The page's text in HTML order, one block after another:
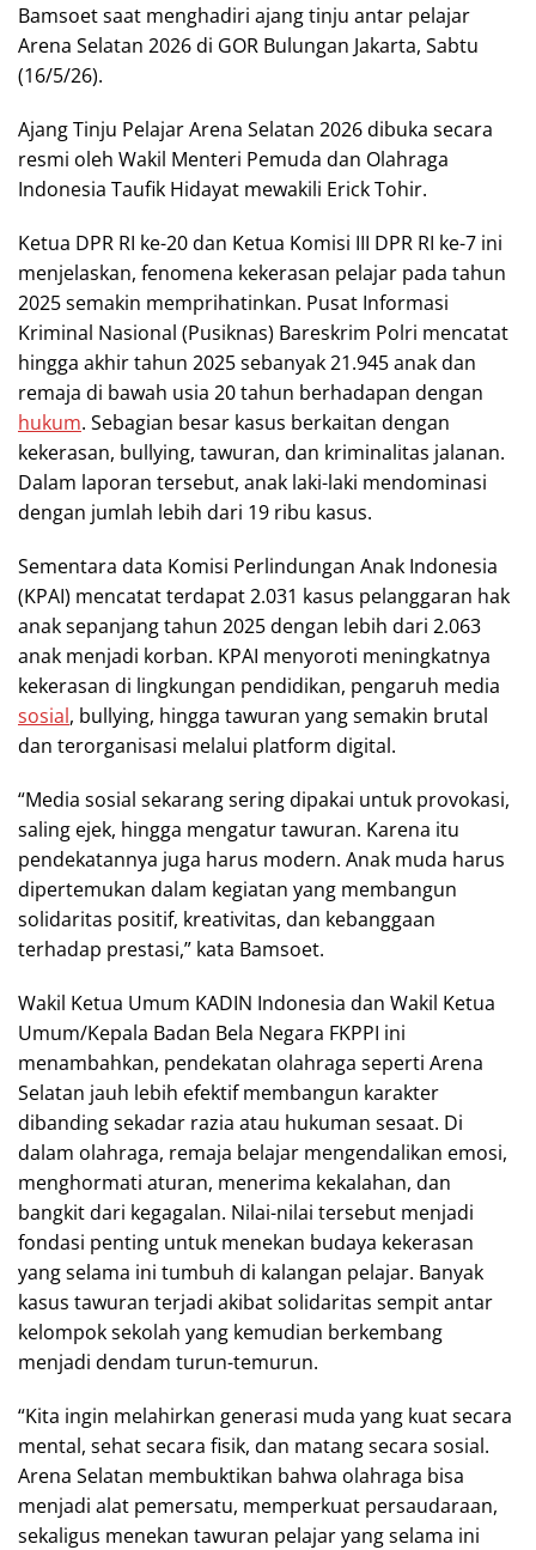
Bamsoet saat menghadiri ajang tinju antar pelajar
Arena Selatan 2026 di GOR Bulungan Jakarta, Sabtu
(16/5/26).
Ajang Tinju Pelajar Arena Selatan 2026 dibuka secara
resmi oleh Wakil Menteri Pemuda dan Olahraga
Indonesia Taufik Hidayat mewakili Erick Tohir.
Ketua DPR RI ke-20 dan Ketua Komisi III DPR RI ke-7 ini
menjelaskan, fenomena kekerasan pelajar pada tahun
2025 semakin memprihatinkan. Pusat Informasi
Kriminal Nasional (Pusiknas) Bareskrim Polri mencatat
hingga akhir tahun 2025 sebanyak 21.945 anak dan
remaja di bawah usia 20 tahun berhadapan dengan
hukum. Sebagian besar kasus berkaitan dengan
kekerasan, bullying, tawuran, dan kriminalitas jalanan.
Dalam laporan tersebut, anak laki-laki mendominasi
dengan jumlah lebih dari 19 ribu kasus.
Sementara data Komisi Perlindungan Anak Indonesia
(KPAI) mencatat terdapat 2.031 kasus pelanggaran hak
anak sepanjang tahun 2025 dengan lebih dari 2.063
anak menjadi korban. KPAI menyoroti meningkatnya
kekerasan di lingkungan pendidikan, pengaruh media
sosial, bullying, hingga tawuran yang semakin brutal
dan terorganisasi melalui platform digital.
“Media sosial sekarang sering dipakai untuk provokasi,
saling ejek, hingga mengatur tawuran. Karena itu
pendekatannya juga harus modern. Anak muda harus
dipertemukan dalam kegiatan yang membangun
solidaritas positif, kreativitas, dan kebanggaan
terhadap prestasi,” kata Bamsoet.
Wakil Ketua Umum KADIN Indonesia dan Wakil Ketua
Umum/Kepala Badan Bela Negara FKPPI ini
menambahkan, pendekatan olahraga seperti Arena
Selatan jauh lebih efektif membangun karakter
dibanding sekadar razia atau hukuman sesaat. Di
dalam olahraga, remaja belajar mengendalikan emosi,
menghormati aturan, menerima kekalahan, dan
bangkit dari kegagalan. Nilai-nilai tersebut menjadi
fondasi penting untuk menekan budaya kekerasan
yang selama ini tumbuh di kalangan pelajar. Banyak
kasus tawuran terjadi akibat solidaritas sempit antar
kelompok sekolah yang kemudian berkembang
menjadi dendam turun-temurun.
“Kita ingin melahirkan generasi muda yang kuat secara
mental, sehat secara fisik, dan matang secara sosial.
Arena Selatan membuktikan bahwa olahraga bisa
menjadi alat pemersatu, memperkuat persaudaraan,
sekaligus menekan tawuran pelajar yang selama ini